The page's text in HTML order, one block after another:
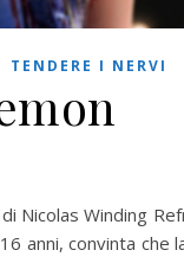
TENDERE I NERVI
di Nicolas Winding
anni, convinta che